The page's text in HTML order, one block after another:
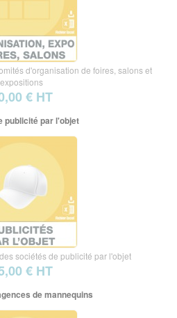
d'organisation de foires, salons et
expositions
€ HT
publicité par l'objet
sociétés de publicité par l'objet
€ HT
de mannequins